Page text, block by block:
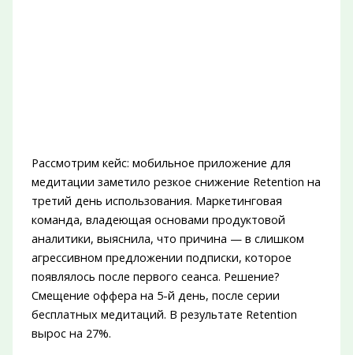
Рассмотрим кейс: мобильное приложение для
медитации заметило резкое снижение Retention на
третий день использования. Маркетинговая
команда, владеющая основами продуктовой
аналитики, выяснила, что причина — в слишком
агрессивном предложении подписки, которое
появлялось после первого сеанса. Решение?
Смещение оффера на 5-й день, после серии
бесплатных медитаций. В результате Retention
вырос на 27%.